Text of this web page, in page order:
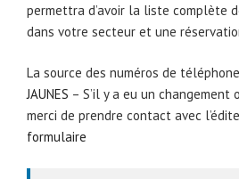
permettra d’avoir la liste complète
dans votre secteur et une
La source des numéros de
JAUNES – S’il y a eu un changement
merci de prendre contact avec
formulaire